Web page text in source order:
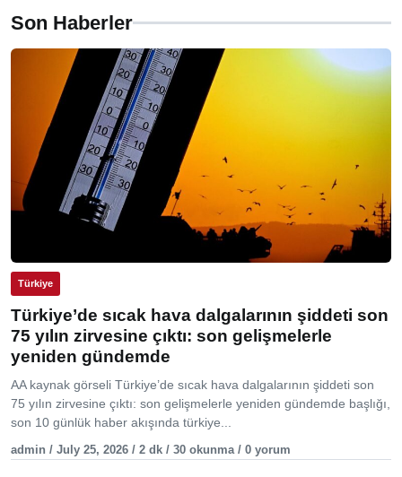
Son Haberler
Türkiye
Türkiye’de sıcak hava dalgalarının şiddeti son
75 yılın zirvesine çıktı: son gelişmelerle
yeniden gündemde
AA kaynak görseli Türkiye’de sıcak hava dalgalarının şiddeti son
75 yılın zirvesine çıktı: son gelişmelerle yeniden gündemde başlığı,
son 10 günlük haber akışında türkiye...
admin / July 25, 2026 / 2 dk / 30 okunma / 0 yorum